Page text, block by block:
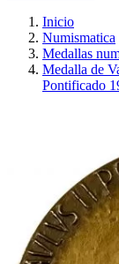
Inicio
Numismatica
Medallas
Medalla de
Pontificado